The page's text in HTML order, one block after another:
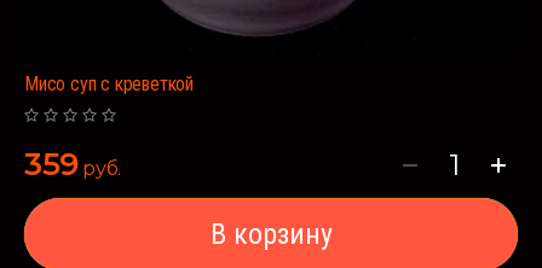
Мисо суп с креветкой
359руб.
В корзину